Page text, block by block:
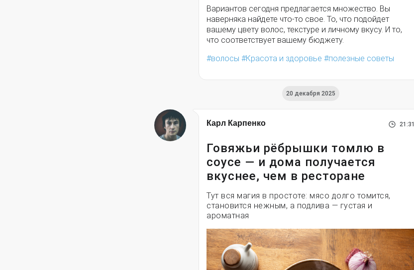
Вариантов сегодня предлагается множество. Вы
наверняка найдете что-то свое. То, что подойдет
вашему цвету волос, текстуре и личному вкусу. И то,
что соответствует вашему бюджету.
волосы
Красота и здоровье полезные советы
20 декабря 2025
Карл Карпенко 21:31
Говяжьи рёбрышки томлю в
соусе — и дома получается
вкуснее, чем в ресторане
Тут вся магия в простоте: мясо долго томится,
становится нежным, а подлива — густая и
ароматная